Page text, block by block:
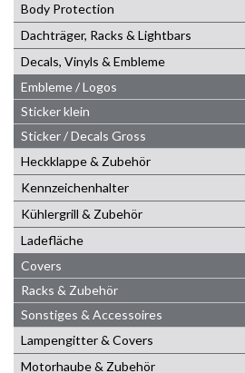
Body Protection
Dachträger, Racks & Lightbars
Decals, Vinyls & Embleme
Embleme / Logos
Sticker klein
Sticker / Decals Gross
Heckklappe & Zubehör
Kennzeichenhalter
Kühlergrill & Zubehör
Ladefläche
Covers
Racks & Zubehör
Sonstiges & Accessoires
Lampengitter & Covers
Motorhaube & Zubehör